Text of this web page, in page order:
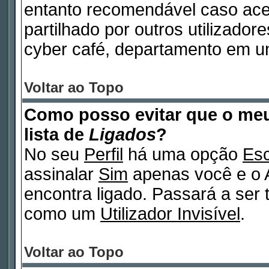
entanto recomendável caso
partilhado por outros
cyber café, departamento em
Voltar ao Topo
Como posso evitar que o
lista de Ligados?
No seu Perfil há uma opção
assinalar Sim apenas você e o
encontra ligado. Passará a ser
como um Utilizador Invisível.
Voltar ao Topo